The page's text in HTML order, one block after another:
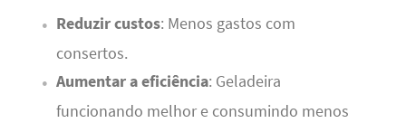
Reduzir custos: Menos gastos com
consertos.
Aumentar a eficiência: Geladeira
funcionando melhor e consumindo menos